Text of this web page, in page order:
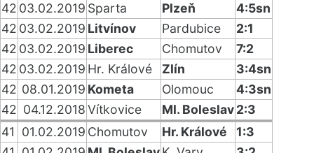
42 03.02.2019 Sparta Plzeň
4:5sn
42 03.02.2019 Litvínov Pardubice
2:1
42 03.02.2019 Liberec Chomutov
7:2
42 03.02.2019 Hr. Králové Zlín
3:4sn
42 08.01.2019 Kometa Olomouc
4:3sn
42 04.12.2018Vítkovice Ml. Boleslav2:3
41
01.02.2019 Chomutov Hr. Králové
1:3